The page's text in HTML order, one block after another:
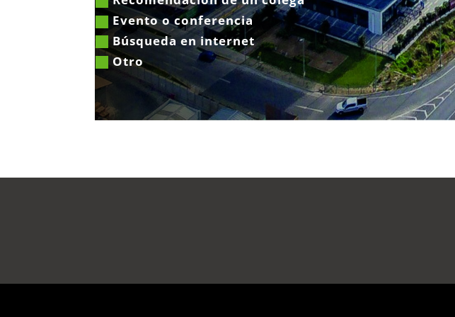
Evento o conferencia
Búsqueda en internet
Otro